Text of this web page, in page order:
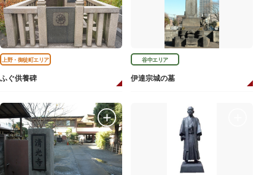
上野・御徒町エリア
ふぐ供養碑
谷中エリア
伊達宗城の墓